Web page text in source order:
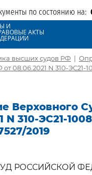
по состоянию на:
И
АКТЫ
высших судов РФ |
08.06.2021 N 310-ЭС21-
Верховного
N 310-ЭС21-
2019
РОССИЙСКОЙ